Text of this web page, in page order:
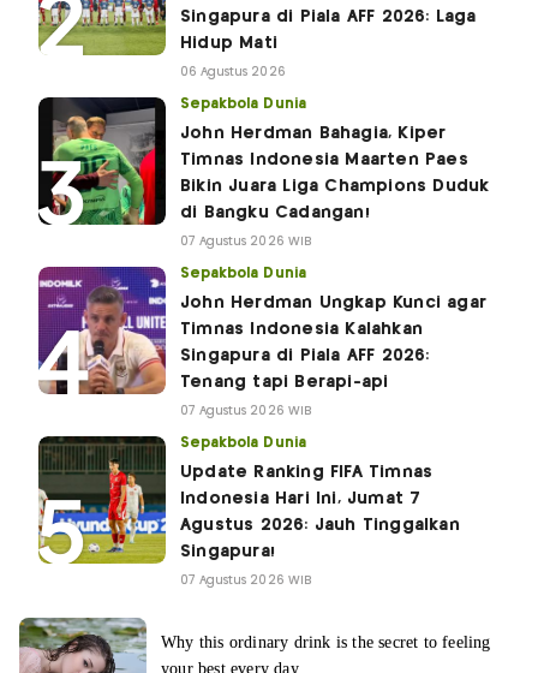
Singapura di Piala AFF 2026: Laga
Hidup Mati
06 Agustus 2026
Sepakbola Dunia
John Herdman Bahagia, Kiper
Timnas Indonesia Maarten Paes
Bikin Juara Liga Champions Duduk
di Bangku Cadangan!
07 Agustus 2026 WIB
Sepakbola Dunia
John Herdman Ungkap Kunci agar
Timnas Indonesia Kalahkan
Singapura di Piala AFF 2026:
Tenang tapi Berapi-api
07 Agustus 2026 WIB
Sepakbola Dunia
Update Ranking FIFA Timnas
Indonesia Hari Ini, Jumat 7
Agustus 2026: Jauh Tinggalkan
Singapura!
07 Agustus 2026 WIB